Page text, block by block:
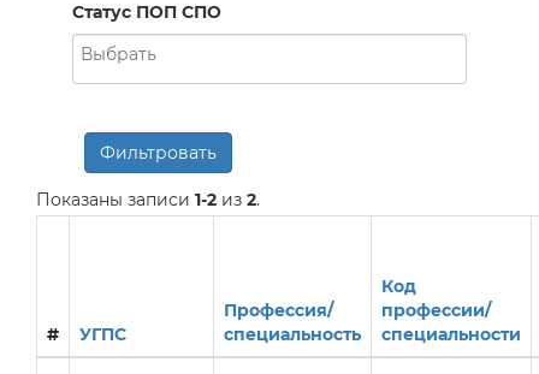
Статус ПОП СПО
Фильтровать
Показаны записи 1-2 из 2.
# УГПС
Профессия/
специальность
Код
профессии/
специальности